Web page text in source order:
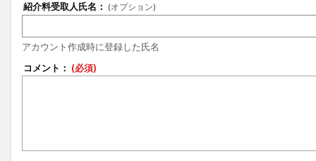
紹介料受取人氏名： (オプション)
アカウント作成時に登録した氏名
コメント： (必須)